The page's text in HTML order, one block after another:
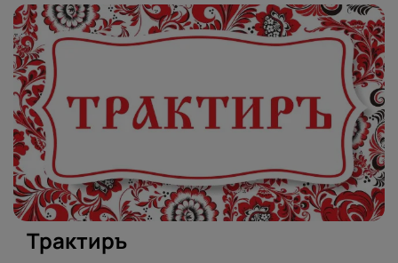
Трактиръ